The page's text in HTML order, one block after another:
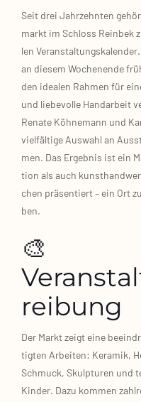
Seit drei Jahr­zehn­ten
markt im Schloss Rein­bek
len
an die­sem Wochen­en­de
den idea­len Rah­men für
und lie­be­vol­le Hand­ar­beit
Rena­te Köh­ne­mann und
viel­fäl­ti­ge Aus­wahl an
men. Das Ergeb­nis ist ein
ti­on als auch
chen prä­sen­tiert – ein Ort
ben.
🎨
reibung
Der Markt zeigt eine
tig­ten Arbei­ten: Kera­mik,
Schmuck, Skulp­tu­ren und
Kin­der. Dazu kom­men